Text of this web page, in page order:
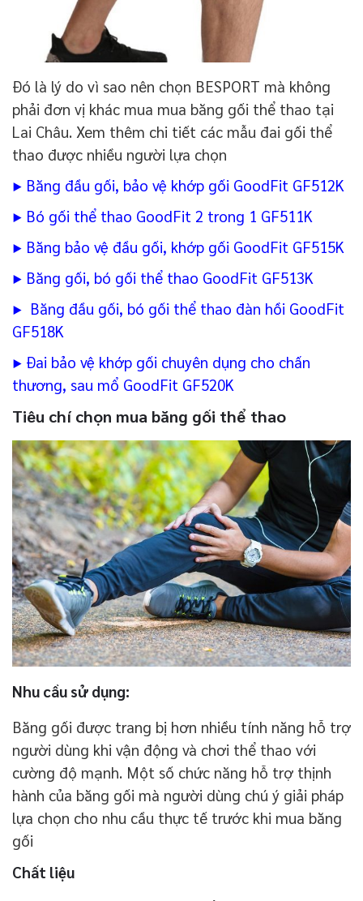
Đó là lý do vì sao nên chọn BESPORT mà không
phải đơn vị khác mua mua băng gối thể thao tại
Lai Châu. Xem thêm chi tiết các mẫu đai gối thể
thao được nhiều người lựa chọn
▶ Băng đầu gối, bảo vệ khớp gối GoodFit GF512K
▶ Bó gối thể thao GoodFit 2 trong 1 GF511K
▶ Băng bảo vệ đầu gối, khớp gối GoodFit GF515K
▶ Băng gối, bó gối thể thao GoodFit GF513K
▶ Băng đầu gối, bó gối thể thao đàn hồi GoodFit
GF518K
▶ Đai bảo vệ khớp gối chuyên dụng cho chấn
thương, sau mổ GoodFit GF520K
Tiêu chí chọn mua băng gối thể thao
Nhu cầu sử dụng:
Băng gối được trang bị hơn nhiều tính năng hỗ trợ
người dùng khi vận động và chơi thể thao với
cường độ mạnh. Một số chức năng hỗ trợ thịnh
hành của băng gối mà người dùng chú ý giải pháp
lựa chọn cho nhu cầu thực tế trước khi mua băng
gối
Chất liệu